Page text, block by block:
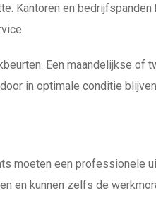
Kantoren en bedrijfspanden
Een maandelijkse of
in optimale conditie blijven.
moeten een professionele
en kunnen zelfs de